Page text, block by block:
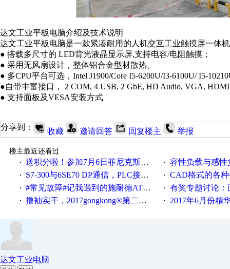
达文工业平板电脑介绍及技术说明
达文工业平板电脑是一款紧凑耐用的人机交互工业触摸屏一体
● 搭载多尺寸的 LED背光液晶显示屏,支持电容/电阻触摸；
● 采用无风扇设计，整体铝合金型材散热。
● 多CPU平台可选，Intel J1900/Core I5-6200U/I3-6100U/ I5-
●自带丰富接口， 2 COM, 4 USB, 2 GbE, HD Audio, VGA, HDMI
● 支持面板及VESA安装方式
分享到： 收藏 邀请回答 回复楼主 举报
楼主最近还看过
· 送积分啦！参加7月6日菲尼克斯在线研讨会即得 · 容性负载与感性负
· S7-300与6SE70 DP通信，PLC接收到数据不稳定 · CAD格式的各
· #常见故障#记我遇到的施耐德ATV12变频器故障 · 有奖专题讨论：面对低压变
· 撸袖实干，2017gongkong®第二届智造工程师节正式起航！ · 2017年6月份精
达文工业电脑